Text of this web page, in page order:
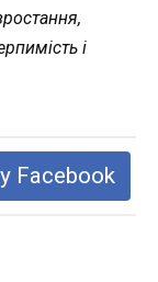
і
Facebook